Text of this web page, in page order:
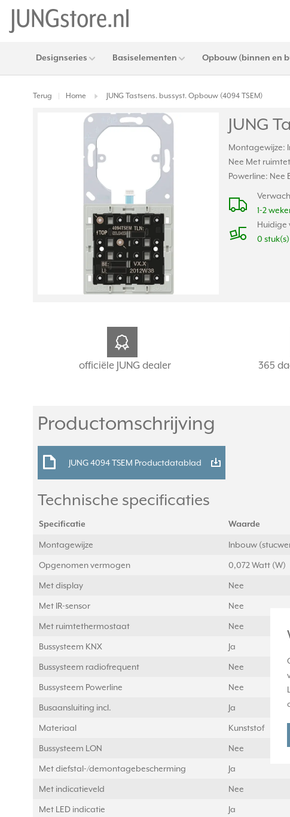
Designseries Basiselementen Opbouw (binnen en
Terug Home JUNG Tastsens. bussyst. Opbouw (4094 TSEM)
JUNG
Montagewijze:
Nee Met
Powerline: Nee
1-2
Huidige
0 stuk(s)
officiële JUNG dealer 365
Productomschrijving
JUNG 4094 TSEM Productdatablad
Technische specificaties
Specificatie Waarde
Montagewijze Inbouw
Opgenomen vermogen 0,072 Watt (W)
Met display Nee
Met IR-sensor Nee
Met ruimtethermostaat Nee
Bussysteem KNX Ja
Bussysteem radiofrequent Nee
Bussysteem Powerline Nee
Busaansluiting incl. Ja
Materiaal Kunststof
Bussysteem LON Nee
Met diefstal-/demontagebescherming Ja
Met indicatieveld Nee
Met LED indicatie Ja